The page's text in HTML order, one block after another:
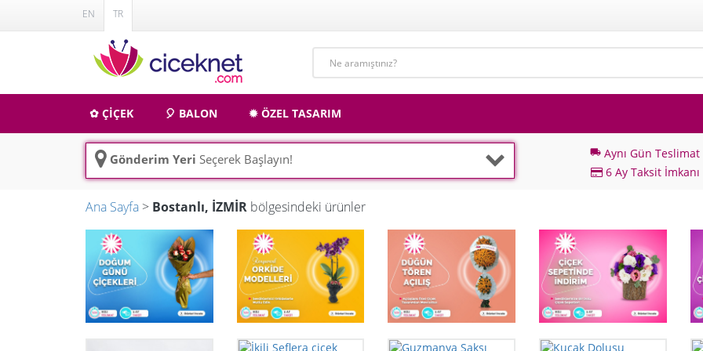
EN TR
✿ ÇİÇEK 🎈 BALON ✹ ÖZEL TASARIM
Gönderim Yeri Seçerek Başlayın! local_shipping Aynı Gün Teslimat
6 Ay Taksit İmkanı
Ana Sayfa > Bostanlı, İZMİR bölgesindeki ürünler